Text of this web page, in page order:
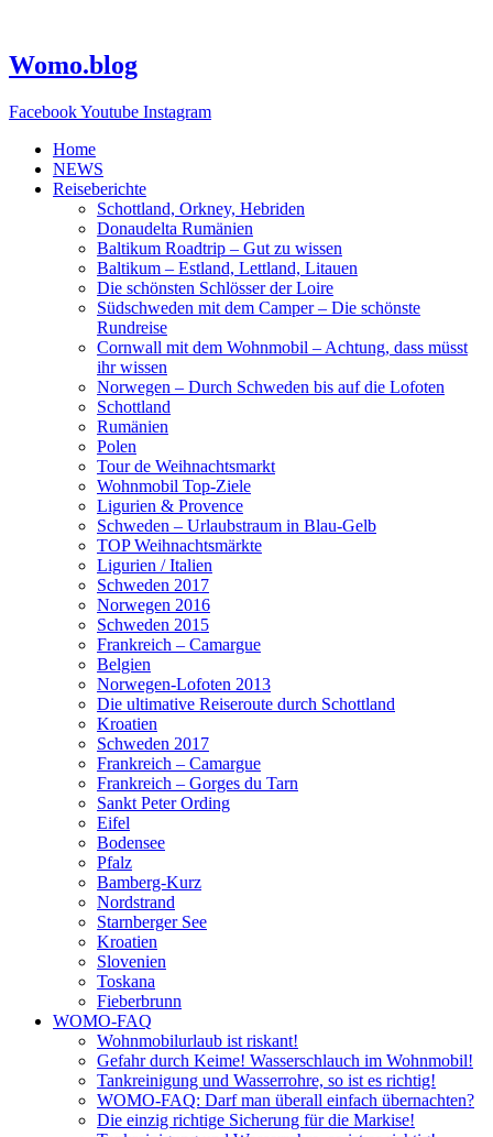
springen
Womo.blog
FacebookYoutube Instagram
Home
NEWS
Reiseberichte
Schottland, Orkney, Hebriden
Donaudelta Rumänien
Baltikum Roadtrip – Gut zu wissen
Baltikum – Estland, Lettland, Litauen
Die schönsten Schlösser der Loire
Südschweden mit dem Camper – Die schönste
Rundreise
Cornwall mit dem Wohnmobil – Achtung, dass müsst
ihr wissen
Norwegen – Durch Schweden bis auf die Lofoten
Schottland
Rumänien
Polen
Tour de Weihnachtsmarkt
Wohnmobil Top-Ziele
Ligurien & Provence
Schweden – Urlaubstraum in Blau-Gelb
TOP Weihnachtsmärkte
Ligurien / Italien
Schweden 2017
Norwegen 2016
Schweden 2015
Frankreich – Camargue
Belgien
Norwegen-Lofoten 2013
Die ultimative Reiseroute durch Schottland
Kroatien
Schweden 2017
Frankreich – Camargue
Frankreich – Gorges du Tarn
Sankt Peter Ording
Eifel
Bodensee
Pfalz
Bamberg-Kurz
Nordstrand
Starnberger See
Kroatien
Slovenien
Toskana
Fieberbrunn
WOMO-FAQ
Wohnmobilurlaub ist riskant!
Gefahr durch Keime! Wasserschlauch im Wohnmobil!
Tankreinigung und Wasserrohre, so ist es richtig!
WOMO-FAQ: Darf man überall einfach übernachten?
Die einzig richtige Sicherung für die Markise!